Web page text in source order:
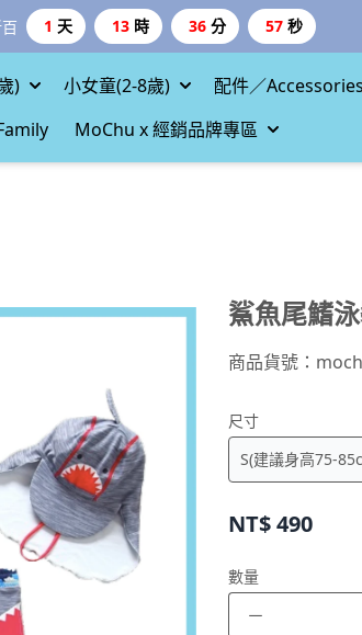
1 天 13 時 36 分 56 秒
) 小女童(2-8歲)
配件／Accessories
MoChu x 經銷品牌專區
鯊魚尾鰭
商品貨號：
尺寸
NT$490
數量
－